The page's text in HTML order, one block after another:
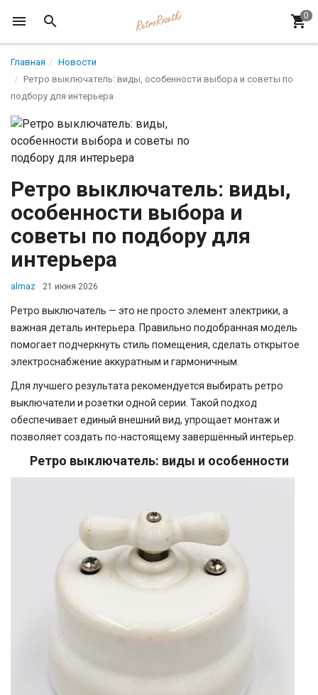
Главная
Новости
Ретро выключатель: виды, особенности выбора и советы по
подбору для интерьера
Ретро выключатель: виды,
особенности выбора и
советы по подбору для
интерьера
almaz 21 июня 2026
Ретро выключатель — это не просто элемент электрики, а
важная деталь интерьера. Правильно подобранная модель
помогает подчеркнуть стиль помещения, сделать открытое
электроснабжение аккуратным и гармоничным.
Для лучшего результата рекомендуется выбирать ретро
выключатели и розетки одной серии. Такой подход
обеспечивает единый внешний вид, упрощает монтаж и
позволяет создать по-настоящему завершённый интерьер.
Ретро выключатель: виды и особенности